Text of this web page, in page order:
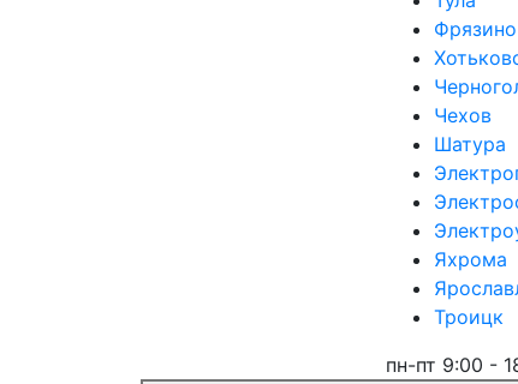
Фрязино
Чехов
Шатура
Яхрома
Троицк
пн-пт 9:00 -